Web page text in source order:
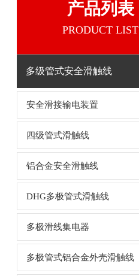
产品列表
PRODUCT LIST
多级管式安全滑触线
安全滑接输电装置
四级管式滑触线
铝合金安全滑触线
DHG多极管式滑触线
多极滑线集电器
多极管式铝合金外壳滑触线